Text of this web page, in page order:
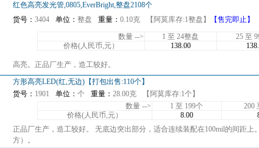
红色高亮发光管,0805,EverBright,整盘2108个
货号： 3404 单位： 整盘 重量： 0.10克 【阿莫库存:1整盘】
【售完即止】
数量 -->
1 至 24整盘 25 至
价格(人民币,元）
138.00
高亮。正品厂生产，造工较好。
方形高亮LED(红,无边)【打包出售:110个】
货号： 1901 单位： 个 重量： 28.00克
【阿莫库存:1个】
数量 -->
1 至 199个 200
价格(人民币,元）
8.00
正品厂生产，造工较好。 无底边突出部分，适合连续装配在100mil的间距
方）。